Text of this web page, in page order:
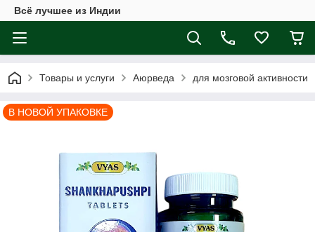
Всё лучшее из Индии
Товары и услуги Аюрведа для мозговой активности
В НОВОЙ УПАКОВКЕ